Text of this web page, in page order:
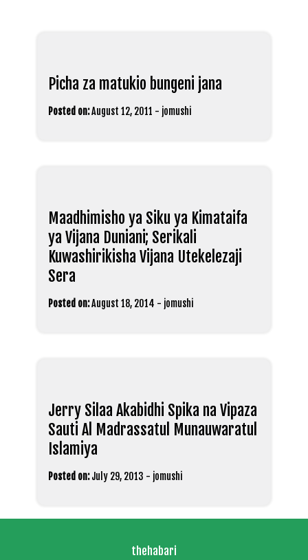
Picha za matukio bungeni jana
Posted on:August 12, 2011 - jomushi
Maadhimisho ya Siku ya Kimataifa
ya Vijana Duniani; Serikali
Kuwashirikisha Vijana Utekelezaji
Sera
Posted on:August 18, 2014 - jomushi
Jerry Silaa Akabidhi Spika na Vipaza
Sauti Al Madrassatul Munauwaratul
Islamiya
Posted on: July 29, 2013 - jomushi
thehabari